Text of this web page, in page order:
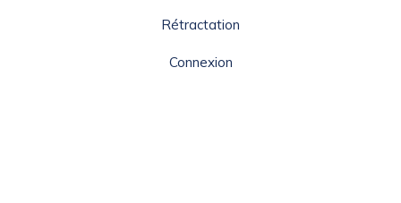
Rétractation
Connexion